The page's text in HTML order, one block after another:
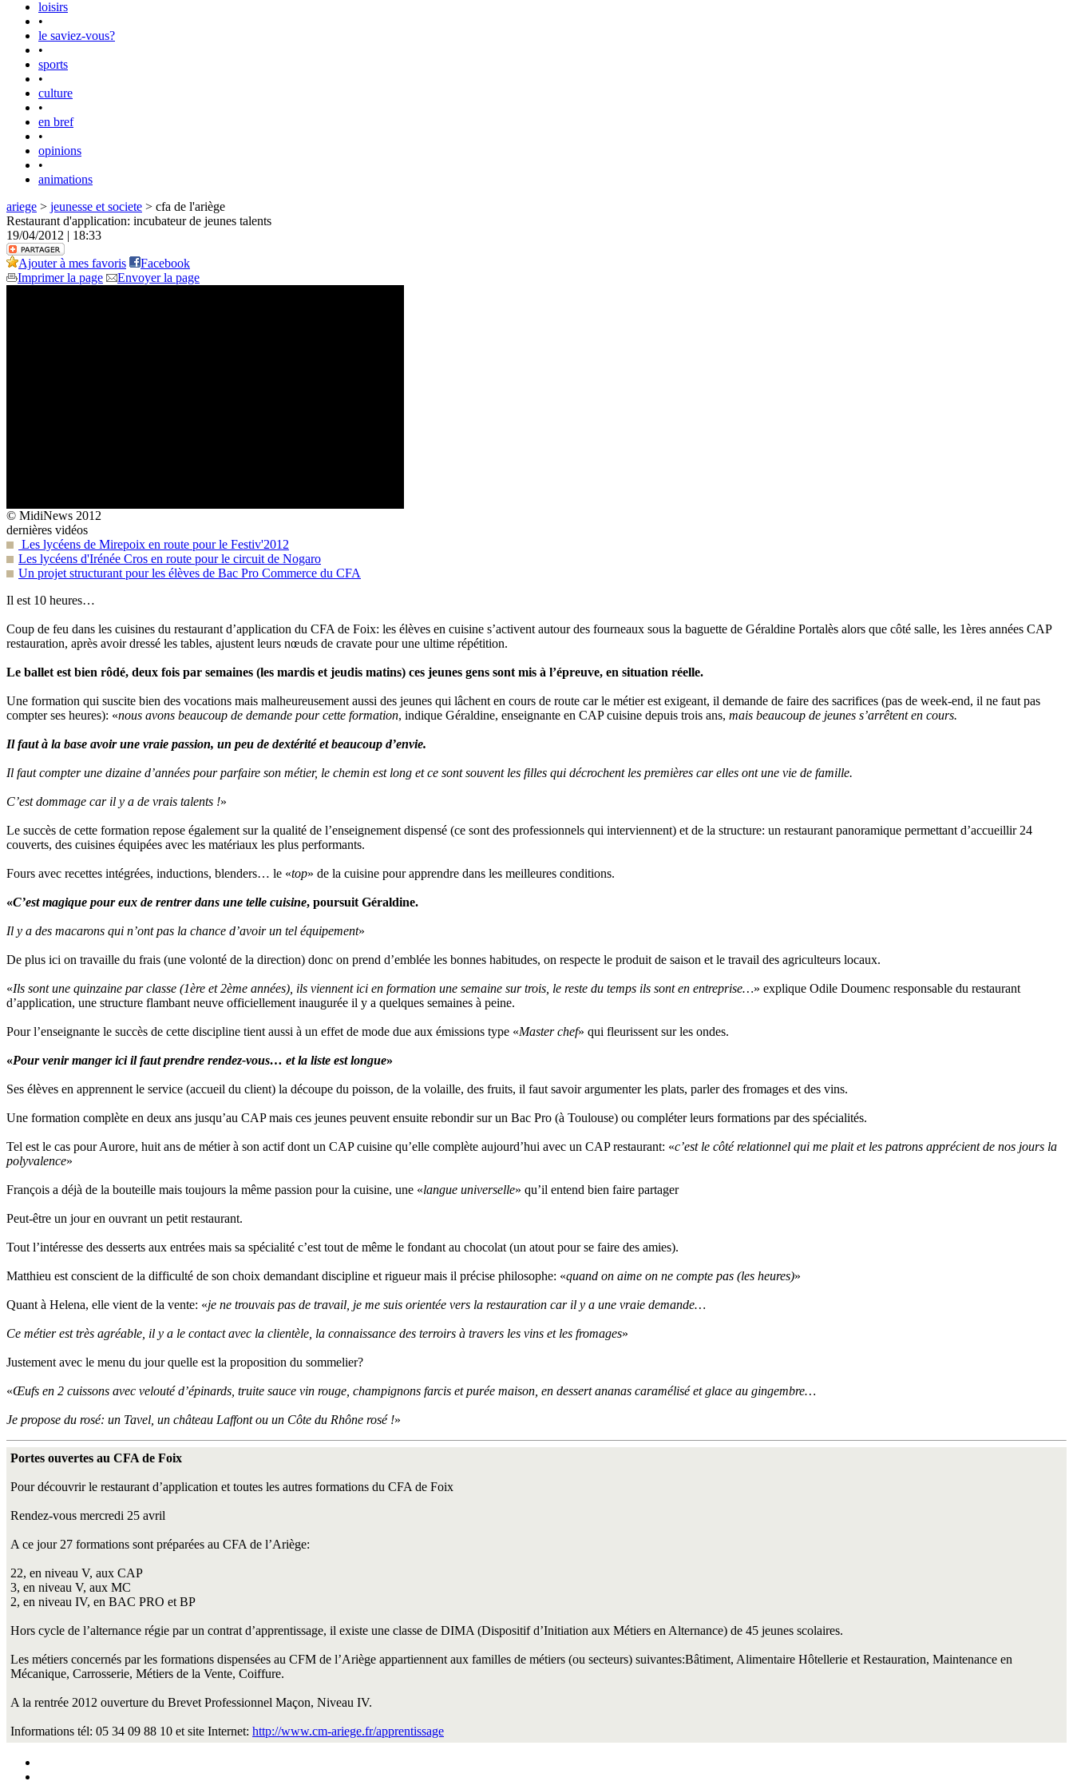
loisirs
•
le saviez-vous?
•
sports
•
culture
•
en bref
•
opinions
•
animations
ariege > jeunesse et societe > cfa de l'ariège
Restaurant d'application: incubateur de jeunes talents
19/04/2012 | 18:33
Ajouter à mes favoris
Facebook
Imprimer la page
Envoyer la page
© MidiNews 2012
dernières vidéos
Les lycéens de Mirepoix en route pour le Festiv'2012
Les lycéens d'Irénée Cros en route pour le circuit de Nogaro
Un projet structurant pour les élèves de Bac Pro Commerce du CFA
Il est 10 heures…
Coup de feu dans les cuisines du restaurant d’application du CFA de Foix: les élèves en cuisine s’activent autour des fourneaux sous la baguette de Géraldine Portalès alors que côté salle, les 1ères années CAP
restauration, après avoir dressé les tables, ajustent leurs nœuds de cravate pour une ultime répétition.
Le ballet est bien rôdé, deux fois par semaines (les mardis et jeudis matins) ces jeunes gens sont mis à l’épreuve, en situation réelle.
Une formation qui suscite bien des vocations mais malheureusement aussi des jeunes qui lâchent en cours de route car le métier est exigeant, il demande de faire des sacrifices (pas de week-end, il ne faut pas
compter ses heures): «nous avons beaucoup de demande pour cette formation, indique Géraldine, enseignante en CAP cuisine depuis trois ans, mais beaucoup de jeunes s’arrêtent en cours.
Il faut à la base avoir une vraie passion, un peu de dextérité et beaucoup d’envie.
Il faut compter une dizaine d’années pour parfaire son métier, le chemin est long et ce sont souvent les filles qui décrochent les premières car elles ont une vie de famille.
C’est dommage car il y a de vrais talents !»
Le succès de cette formation repose également sur la qualité de l’enseignement dispensé (ce sont des professionnels qui interviennent) et de la structure: un restaurant panoramique permettant d’accueillir 24
couverts, des cuisines équipées avec les matériaux les plus performants.
Fours avec recettes intégrées, inductions, blenders… le «top» de la cuisine pour apprendre dans les meilleures conditions.
«C’est magique pour eux de rentrer dans une telle cuisine, poursuit Géraldine.
Il y a des macarons qui n’ont pas la chance d’avoir un tel équipement»
De plus ici on travaille du frais (une volonté de la direction) donc on prend d’emblée les bonnes habitudes, on respecte le produit de saison et le travail des agriculteurs locaux.
«Ils sont une quinzaine par classe (1ère et 2ème années), ils viennent ici en formation une semaine sur trois, le reste du temps ils sont en entreprise…» explique Odile Doumenc responsable du restaurant
d’application, une structure flambant neuve officiellement inaugurée il y a quelques semaines à peine.
Pour l’enseignante le succès de cette discipline tient aussi à un effet de mode due aux émissions type «Master chef» qui fleurissent sur les ondes.
«Pour venir manger ici il faut prendre rendez-vous… et la liste est longue»
Ses élèves en apprennent le service (accueil du client) la découpe du poisson, de la volaille, des fruits, il faut savoir argumenter les plats, parler des fromages et des vins.
Une formation complète en deux ans jusqu’au CAP mais ces jeunes peuvent ensuite rebondir sur un Bac Pro (à Toulouse) ou compléter leurs formations par des spécialités.
Tel est le cas pour Aurore, huit ans de métier à son actif dont un CAP cuisine qu’elle complète aujourd’hui avec un CAP restaurant: «c’est le côté relationnel qui me plait et les patrons apprécient de nos jours la
polyvalence»
François a déjà de la bouteille mais toujours la même passion pour la cuisine, une «langue universelle» qu’il entend bien faire partager
Peut-être un jour en ouvrant un petit restaurant.
Tout l’intéresse des desserts aux entrées mais sa spécialité c’est tout de même le fondant au chocolat (un atout pour se faire des amies).
Matthieu est conscient de la difficulté de son choix demandant discipline et rigueur mais il précise philosophe: «quand on aime on ne compte pas (les heures)»
Quant à Helena, elle vient de la vente: «je ne trouvais pas de travail, je me suis orientée vers la restauration car il y a une vraie demande…
Ce métier est très agréable, il y a le contact avec la clientèle, la connaissance des terroirs à travers les vins et les fromages»
Justement avec le menu du jour quelle est la proposition du sommelier?
«Œufs en 2 cuissons avec velouté d’épinards, truite sauce vin rouge, champignons farcis et purée maison, en dessert ananas caramélisé et glace au gingembre…
Je propose du rosé: un Tavel, un château Laffont ou un Côte du Rhône rosé !»
Portes ouvertes au CFA de Foix
Pour découvrir le restaurant d’application et toutes les autres formations du CFA de Foix
Rendez-vous mercredi 25 avril
A ce jour 27 formations sont préparées au CFA de l’Ariège:
22, en niveau V, aux CAP
3, en niveau V, aux MC
2, en niveau IV, en BAC PRO et BP
Hors cycle de l’alternance régie par un contrat d’apprentissage, il existe une classe de DIMA (Dispositif d’Initiation aux Métiers en Alternance) de 45 jeunes scolaires.
Les métiers concernés par les formations dispensées au CFM de l’Ariège appartiennent aux familles de métiers (ou secteurs) suivantes:Bâtiment, Alimentaire Hôtellerie et Restauration, Maintenance en
Mécanique, Carrosserie, Métiers de la Vente, Coiffure.
A la rentrée 2012 ouverture du Brevet Professionnel Maçon, Niveau IV.
Informations tél: 05 34 09 88 10 et site Internet: http://www.cm-ariege.fr/apprentissage